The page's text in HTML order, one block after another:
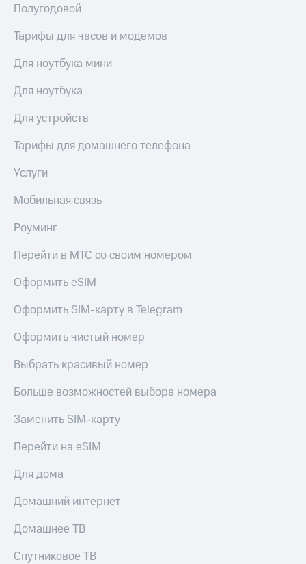
Полугодовой
Тарифы для часов и модемов
Для ноутбука мини
Для ноутбука
Для устройств
Тарифы для домашнего телефона
Услуги
Мобильная связь
Роуминг
Перейти в МТС со своим номером
Оформить eSIM
Оформить SIM-карту в Telegram
Оформить чистый номер
Выбрать красивый номер
Больше возможностей выбора номера
Заменить SIM-карту
Перейти на eSIM
Для дома
Домашний интернет
Домашнее ТВ
Спутниковое ТВ